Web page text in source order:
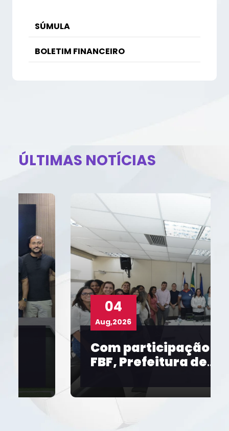
SÚMULA
BOLETIM FINANCEIRO
ÚLTIMAS NOTÍCIAS
Com participação da
FBF, Prefeitura de
Salvador realiza bate-
papo sobre futebol